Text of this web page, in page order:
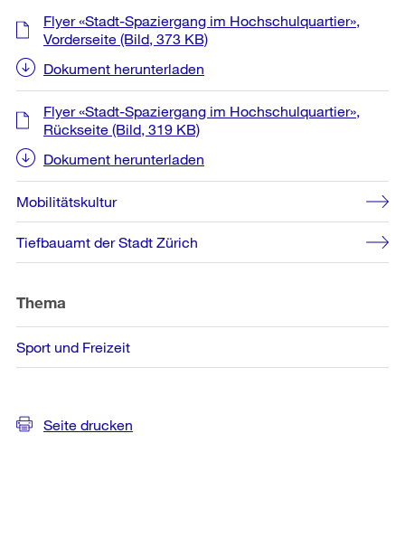
Weitere
Informationen
Flyer «Stadt-Spaziergang im Hochschulquartier»,
Vorderseite (Bild, 373 KB)
Dokument herunterladen
Flyer «Stadt-Spaziergang im Hochschulquartier»,
Rückseite (Bild, 319 KB)
Dokument herunterladen
Mobilitätskultur
Tiefbauamt der Stadt Zürich
Thema
Sport und Freizeit
Seite drucken